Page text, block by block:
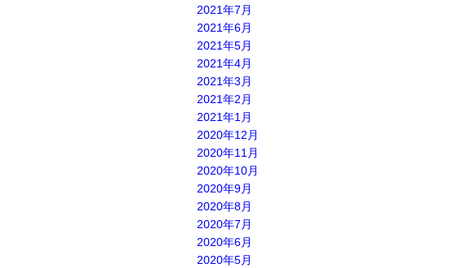
2021年7月
2021年6月
2021年5月
2021年4月
2021年3月
2021年2月
2021年1月
2020年12月
2020年11月
2020年10月
2020年9月
2020年8月
2020年7月
2020年6月
2020年5月